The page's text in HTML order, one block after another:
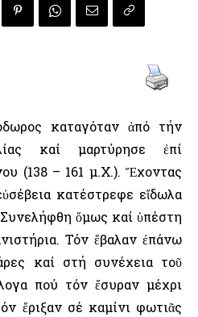
καταγόταν ἀπό τήν
καί μαρτύρησε ἐπί
(138 – 161 μ.Χ.). Ἔχοντας
κατέστρεφε εἴδωλα
ὅμως καί ὑπέστη
Τόν ἔβαλαν ἐπάνω
καί στή συνέχεια τοῦ
πού τόν ἔσυραν μέχρι
ἔριξαν σέ καμίνι φωτιᾶς